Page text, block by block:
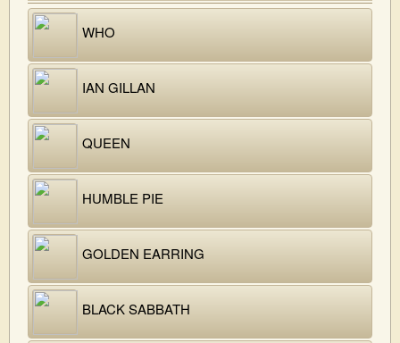
WHO
IAN GILLAN
QUEEN
HUMBLE PIE
GOLDEN EARRING
BLACK SABBATH